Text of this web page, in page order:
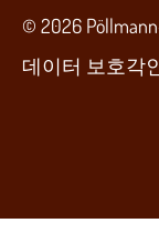
© 2026
데이터 보호각